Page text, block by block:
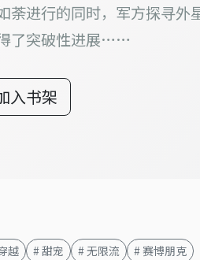
荼进行的同时，军方探寻外
了突破性进展……
入书架
越 # 甜宠 # 无限流 # 赛博朋克